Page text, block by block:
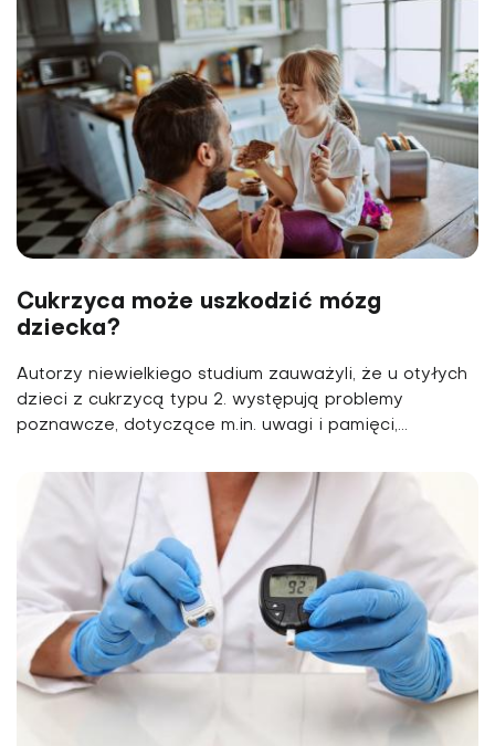
Cukrzyca może uszkodzić mózg
dziecka?
Autorzy niewielkiego studium zauważyli, że u otyłych
dzieci z cukrzycą typu 2. występują problemy
poznawcze, dotyczące m.in. uwagi i pamięci,...